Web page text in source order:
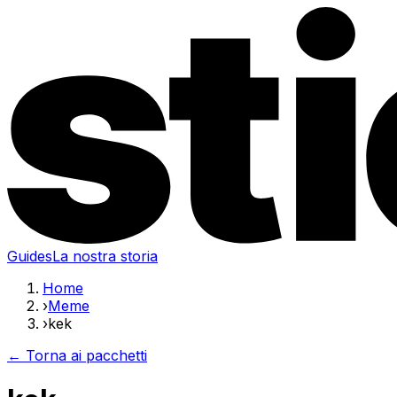
GuidesLa nostra storia
Home
›Meme
›kek
← Torna ai pacchetti